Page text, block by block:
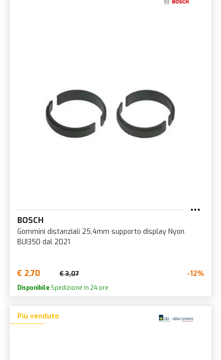
BOSCH
Gommini distanziali 25,4mm supporto display Nyon
BUI350 dal 2021
€ 2,70 € 3,07 -12%
Disponibile Spedizione in 24 ore
Più venduto